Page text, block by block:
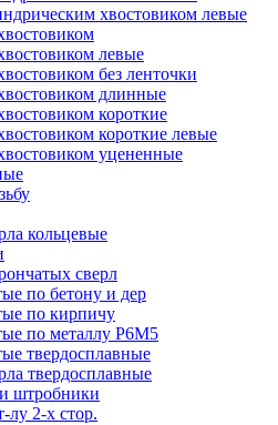
хвостовиком левые
левые
без ленточки
длинные
короткие
короткие левые
уцененные
кольцевые
сверл
по бетону и дер
по кирпичу
по металлу Р6М5
твердосплавные
твердосплавные
штробники
лу 2-х стор.